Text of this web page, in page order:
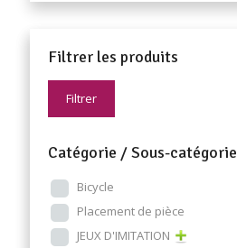
Filtrer les produits
Filtrer
Catégorie / Sous-catégorie
Bicycle
Placement de pièce
JEUX D'IMITATION